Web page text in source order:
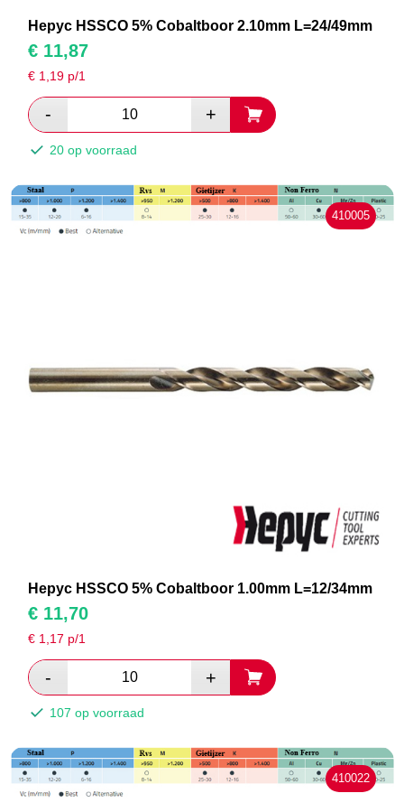
Hepyc HSSCO 5% Cobaltboor 2.10mm L=24/49mm
€ 11,87
€ 1,19 p/1
20 op voorraad
410005
Hepyc HSSCO 5% Cobaltboor 1.00mm L=12/34mm
€ 11,70
€ 1,17 p/1
107 op voorraad
410022